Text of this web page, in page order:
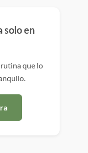
solo en
que lo